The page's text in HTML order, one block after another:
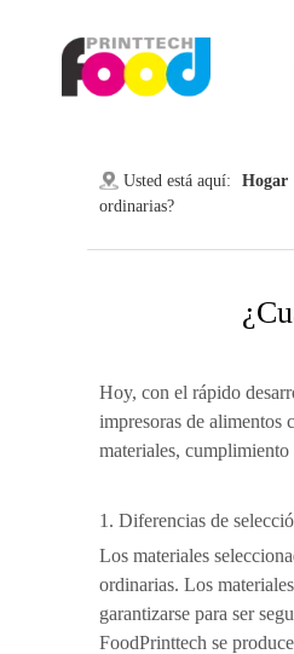
Usted está aquí: Hogar
ordinarias?
Hoy, con el rápido
impresoras de alimentos
materiales, cumplimiento
1. Diferencias de
Los materiales
ordinarias. Los
garantizarse para ser
FoodPrinttech se